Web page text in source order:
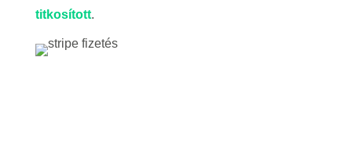
titkosított.